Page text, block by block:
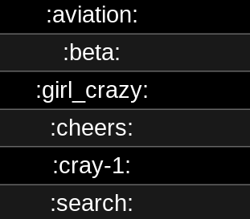
:aviation:
:beta:
:girl_crazy:
:cheers:
:cray-1:
:search: